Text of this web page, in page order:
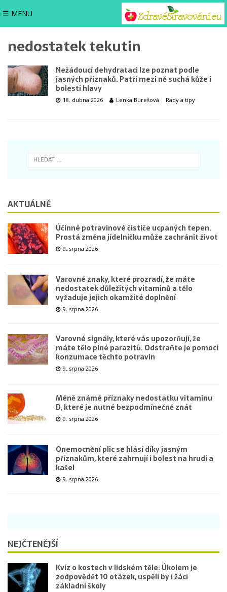
☰ MENU
nedostatek tekutin
Nežádoucí dehydrataci lze poznat podle
jasných příznaků. Patří mezi ně suchá kůže i
bolesti hlavy
18. dubna 2026 Lenka Burešová Rady a tipy
AKTUÁLNĚ
Účinné potravinové čističe ucpaných tepen.
Prostá změna jídelníčku může zachránit život
9. srpna 2026
Varovné znaky, které prozradí, že máte
nedostatek důležitých vitaminů a tělo
vyžaduje jejich okamžité doplnění
9. srpna 2026
Varovné signály, které vás upozorňují, že
máte tělo plné parazitů. Odstraňte je pomocí
konzumace těchto potravin
9. srpna 2026
Méně známé příznaky nedostatku vitaminu
D, které je nutné bezpodmínečně znát
9. srpna 2026
Onemocnění plic se hlásí díky jasným
příznakům, které zahrnují i bolest na hrudi a
kašel
9. srpna 2026
NEJČTENĚJŠÍ
Kvíz o kostech v lidském těle: Úkolem je
zodpovědět 10 otázek, uspěli by i žáci
základní školy